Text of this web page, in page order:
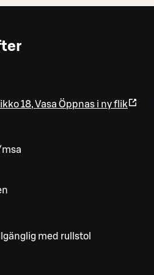
18,Vasa Öppnas i ny flik
med rullstol